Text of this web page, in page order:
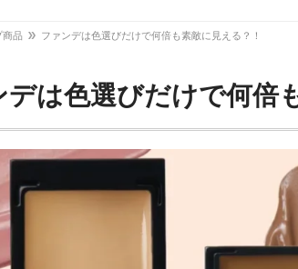
商品 ファンデは色選びだけで何倍も素敵に見える？！
デは色選びだけで何倍